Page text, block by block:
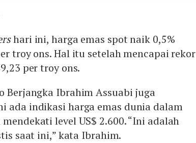
hari ini, harga emas spot naik 0,5%
troy ons. Hal itu setelah mencapai rekor
per troy ons.
Berjangka Ibrahim Assuabi juga
ada indikasi harga emas dunia dalam
level US$ 2.600. “Ini adalah
saat ini,” kata Ibrahim.